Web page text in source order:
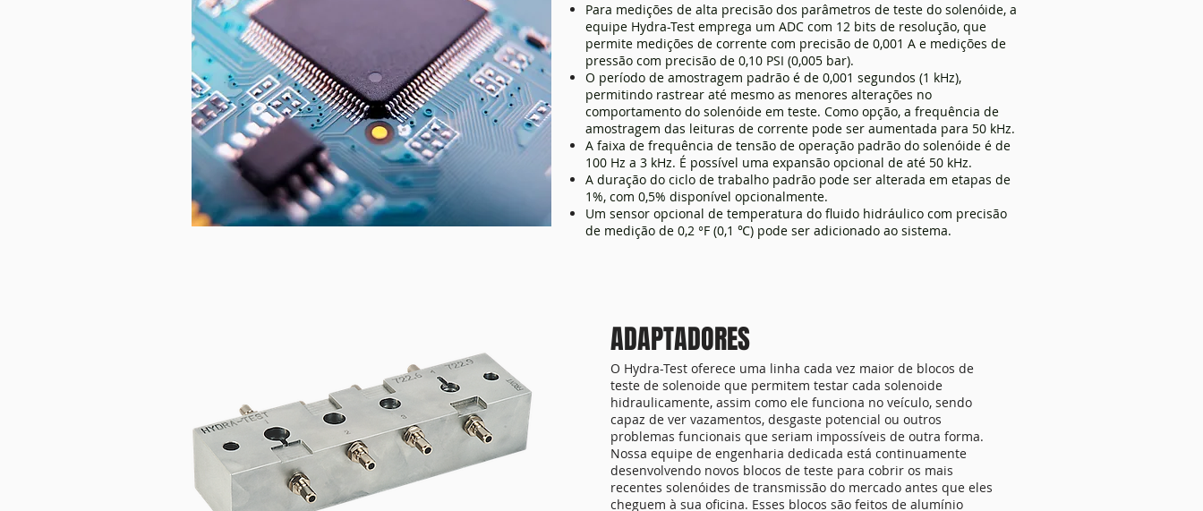
Para medições de alta precisão dos parâmetros de teste do solenóide, a
equipe Hydra-Test emprega um ADC com 12 bits de resolução, que
permite medições de corrente com precisão de 0,001 A e medições de
pressão com precisão de 0,10 PSI (0,005 bar).
O período de amostragem padrão é de 0,001 segundos (1 kHz),
permitindo rastrear até mesmo as menores alterações no
comportamento do solenóide em teste. Como opção, a frequência de
amostragem das leituras de corrente pode ser aumentada para 50 kHz.
A faixa de frequência de tensão de operação padrão do solenóide é de
100 Hz a 3 kHz. É possível uma expansão opcional de até 50 kHz.
A duração do ciclo de trabalho padrão pode ser alterada em etapas de
1%, com 0,5% disponível opcionalmente.
Um sensor opcional de temperatura do fluido hidráulico com precisão
de medição de 0,2 °F (0,1 ℃) pode ser adicionado ao sistema.
ADAPTADORES
O Hydra-Test oferece uma linha cada vez maior de blocos de
teste de solenoide que permitem testar cada solenoide
hidraulicamente, assim como ele funciona no veículo, sendo
capaz de ver vazamentos, desgaste potencial ou outros
problemas funcionais que seriam impossíveis de outra forma.
Nossa equipe de engenharia dedicada está continuamente
desenvolvendo novos blocos de teste para cobrir os mais
recentes solenóides de transmissão do mercado antes que eles
cheguem à sua oficina. Esses blocos são feitos de alumínio